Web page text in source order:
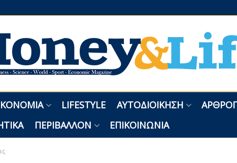
LIFESTYLE ΑΥΤΟΔΙΟΊΚΗΣΗ
ΠΕΡΙΒΆΛΛΟΝ ΕΠΙΚΟΙΝΩΝΊΑ